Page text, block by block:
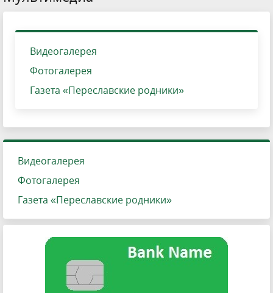
Видеогалерея
Фотогалерея
Газета «Переславские родники»
Видеогалерея
Фотогалерея
Газета «Переславские родники»